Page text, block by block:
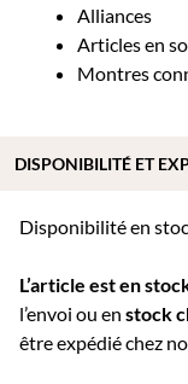
Alliances
Articles en
Montres
Disponibilité en
L’article est en
l’envoi ou en stock
être expédié chez
DISPONIBILITÉ ET